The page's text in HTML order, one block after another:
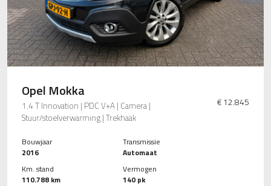
Opel Mokka
1.4 T Innovation | PDC V+A | Camera |
Stuur/stoelverwarming | Trekhaak
€ 12.845
Bouwjaar
2016
Km. stand
110.788 km
Transmissie
Automaat
Vermogen
140 pk